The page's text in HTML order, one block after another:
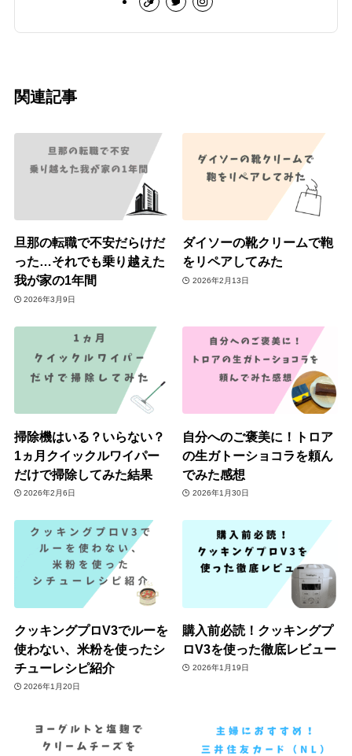
関連記事
旦那の転職で不安だらけだ
った…それでも乗り越えた
我が家の1年間
2026年3月9日
ダイソーの靴クリームで鞄
をリペアしてみた
2026年2月13日
掃除機はいる？いらない？
1ヵ月クイックルワイパー
だけで掃除してみた結果
2026年2月6日
自分へのご褒美に！トロア
の生ガトーショコラを頼ん
でみた感想
2026年1月30日
クッキングプロV3でルーを
使わない、米粉を使ったシ
チューレシピ紹介
2026年1月20日
購入前必読！クッキングプ
ロV3を使った徹底レビュー
2026年1月19日